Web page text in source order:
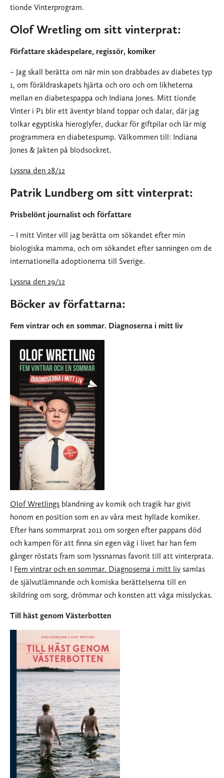
tionde Vinterprogram.
Olof Wretling om sitt vinterprat:
Författare skådespelare, regissör, komiker
– Jag skall berätta om när min son drabbades av diabetes typ
1, om föräldraskapets hjärta och oro och om likheterna
mellan en diabetespappa och Indiana Jones. Mitt tionde
Vinter i P1 blir ett äventyr bland toppar och dalar, där jag
tolkar egyptiska hieroglyfer, duckar för giftpilar och lär mig
programmera en diabetespump. Välkommen till: Indiana
Jones & Jakten på blodsockret.
Lyssna den 28/12
Patrik Lundberg om sitt vinterprat:
Prisbelönt journalist och författare
– I mitt Vinter vill jag berätta om sökandet efter min
biologiska mamma, och om sökandet efter sanningen om de
internationella adoptionerna till Sverige.
Lyssna den 29/12
Böcker av författarna:
Fem vintrar och en sommar. Diagnoserna i mitt liv
Olof Wretlings blandning av komik och tragik har givit
honom en position som en av våra mest hyllade komiker.
Efter hans sommarprat 2011 om sorgen efter pappans död
och kampen för att finna sin egen väg i livet har han fem
gånger röstats fram som lyssnarnas favorit till att vinterprata.
I Fem vintrar och en sommar. Diagnoserna i mitt liv samlas
de självutlämnande och komiska berättelserna till en
skildring om sorg, drömmar och konsten att våga misslyckas.
Till häst genom Västerbotten